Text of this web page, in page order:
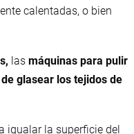
calentadas, o bien
las máquinas para pulir
glasear los tejidos de
igualar la superficie del